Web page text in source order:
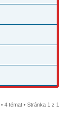
• 4 témat • Stránka 1 z 1